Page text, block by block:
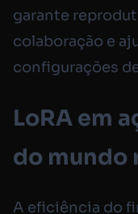
garante
colaboração e
configurações
LoRA em
do mundo
A eficiência do